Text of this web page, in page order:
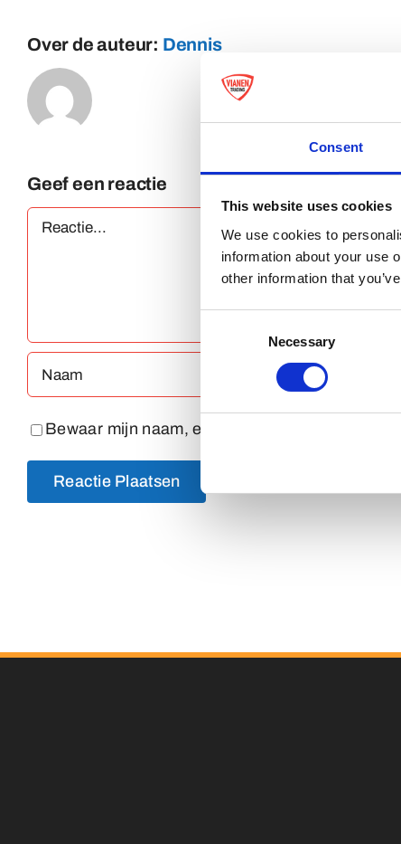
Consent
This website uses cookies
We use cookies to
information about your use
other information that
Selection
Necessary
Over de auteur: Dennis
Geef een reactie
Reactie
Bewaar mijn naam, e-mailadres en website in